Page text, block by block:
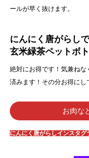
ールが早く抜けます。
にんにく唐がらし
玄米緑茶ペットボ
絶対にお得です！気兼ね
済みます！その分お得にし
お肉な
にんにく唐がらしインスタグ